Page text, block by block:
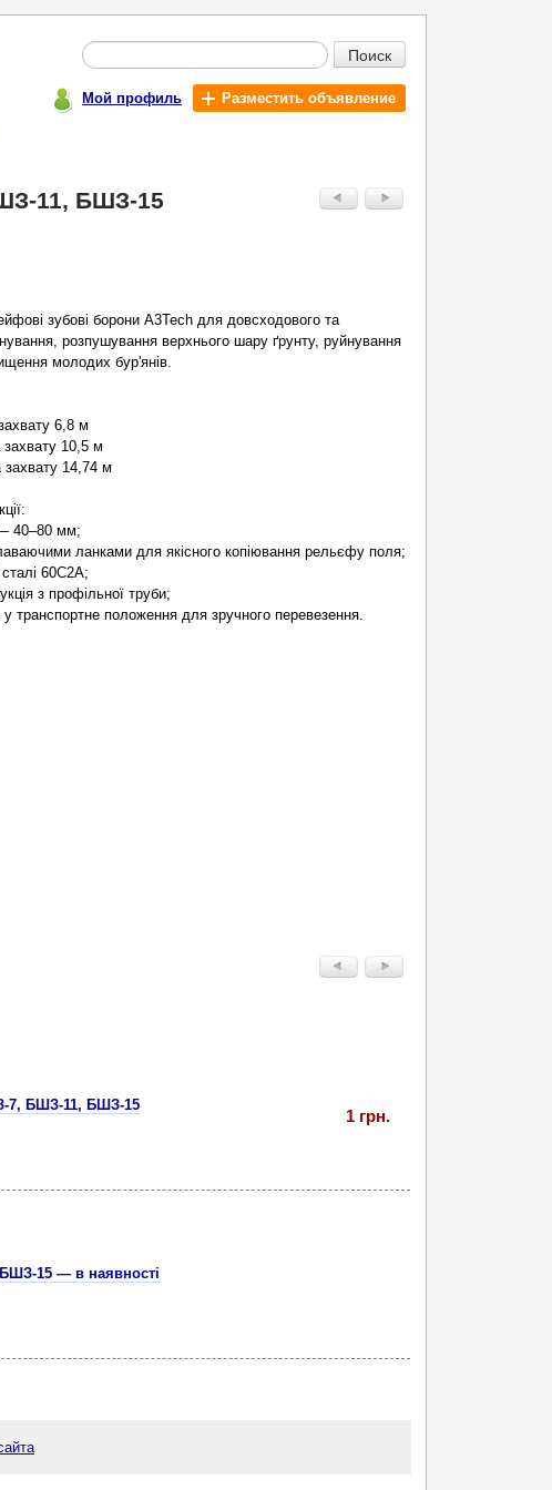
Поиск
Мой профиль Разместить объявление
11, БШЗ-15
зубові борони A3Tech для довсходового та
розпушування верхнього шару ґрунту, руйнування
молодих бур'янів.
6,8 м
10,5 м
14,74 м
— 40–80 мм;
ланками для якісного копіювання рельєфу поля;
сталі 60С2А;
з профільної труби;
у транспортне положення для зручного перевезення.
7, БШЗ-11, БШЗ-15
1 грн.
15 — в наявності